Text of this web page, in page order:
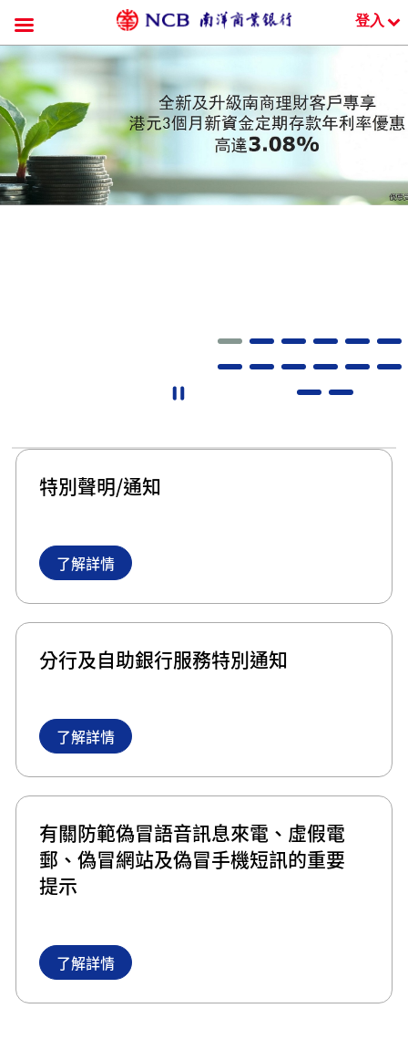
跳
到
內
容
登入
特別聲明/通知
了解詳情
分行及自助銀行服務特別通知
了解詳情
有關防範偽冒語音訊息來電、虛假電
郵、偽冒網站及偽冒手機短訊的重要
提示
了解詳情